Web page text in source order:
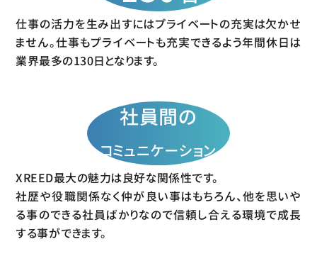
仕事の活力を生み出すにはプライベートの充実は欠かせ
ません。仕事もプライベートも充実できるよう年間休日は
業界最多の130日となります。
社員間の
コミュニケーション
XREED最大の魅力は良好な関係性です。
社歴や役職関係なく仲が良い事はもちろん、他を思いや
る事のできる社員ばかりなので信頼し合える環境で成長
する事ができます。